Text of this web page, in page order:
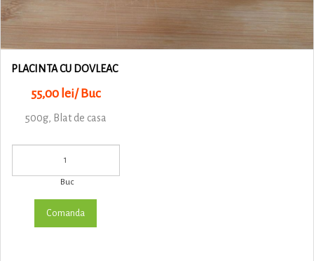
PLACINTA CU DOVLEAC
55,00 lei/ Buc
500g, Blat de casa
Buc